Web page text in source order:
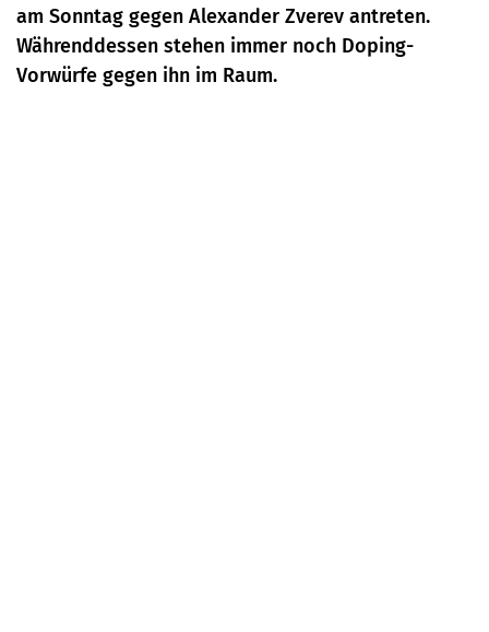
am Sonntag gegen Alexander Zverev antreten.
Währenddessen stehen immer noch Doping-
Vorwürfe gegen ihn im Raum.